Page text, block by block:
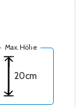
Max. Höhe
20cm